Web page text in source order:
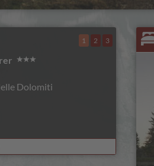
Dolomiti
1 2 3